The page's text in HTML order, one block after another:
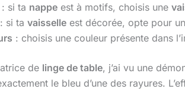
: si ta nappe est à motifs, choisis une
: si ta vaisselle est décorée, opte pour un
: choisis une couleur présente dans
de linge de table, j’ai vu une
le bleu d’une des rayures.